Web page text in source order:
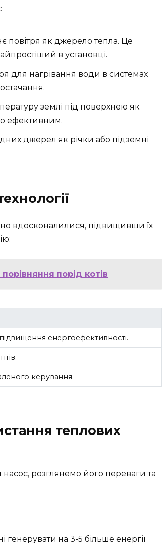
повітря як джерело тепла. Це
в установці.
для нагрівання води в системах
землі під поверхнею як
ефективним.
джерел як річки або підземні
вдосконалилися, підвищивши їх
порід котів
енергоефективності.
керування.
теплових
розглянемо його переваги та
генерувати на 3-5 більше енергії